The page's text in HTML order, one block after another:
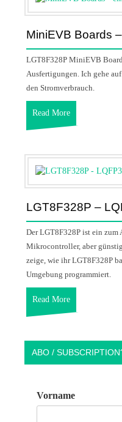
MiniEVB Boards
LGT8F328P MiniEVB
Ausfertigungen. Ich gehe
den Stromverbrauch.
Read More
LGT8F328P –
Der LGT8F328P ist ein zum
Mikrocontroller, aber
zeige, wie ihr LGT8F328P
Umgebung programmiert.
Read More
ABO /
Vorname